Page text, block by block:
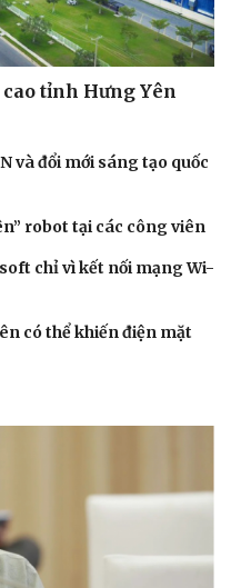
tỉnh Hưng Yên
và đổi mới sáng tạo quốc
robot tại các công viên
chỉ vì kết nối mạng Wi-
có thể khiến điện mặt